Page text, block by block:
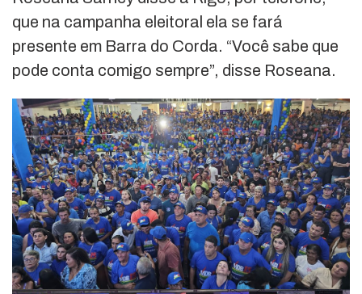
que na campanha eleitoral ela se fará
presente em Barra do Corda. “Você sabe que
pode conta comigo sempre”, disse Roseana.